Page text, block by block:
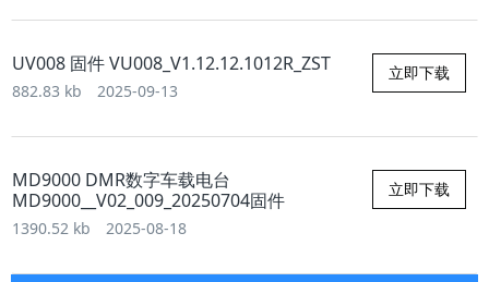
立即下载
UV008 固件 VU008_V1.12.12.1012R_ZST
882.83 kb 2025-09-13
立即下载
MD9000 DMR数字车载电台
MD9000__V02_009_20250704固件
1390.52 kb 2025-08-18